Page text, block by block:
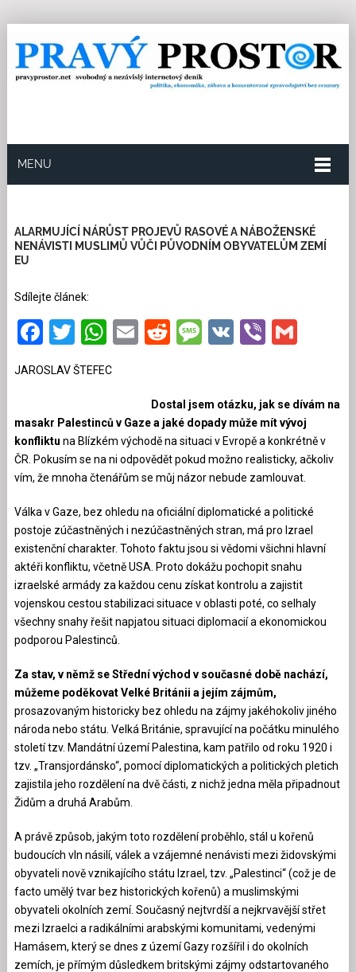
MENU
ALARMUJÍCÍ NÁRŮST PROJEVŮ RASOVÉ A NÁBOŽENSKÉ
NENÁVISTI MUSLIMŮ VŮČI PŮVODNÍM OBYVATELŮM ZEMÍ
EU
Sdílejte článek:
Facebook
Twitter
WhatsApp
EmailRedditMessage
VKViber
JAROSLAV ŠTEFEC
Dostal jsem otázku, jak se dívám na
masakr Palestinců v Gaze a jaké dopady může mít vývoj
konfliktu na Blízkém východě na situaci v Evropě a konkrétně v
ČR. Pokusím se na ni odpovědět pokud možno realisticky, ačkoliv
vím, že mnoha čtenářům se můj názor nebude zamlouvat.
Válka v Gaze, bez ohledu na oficiální diplomatické a politické
postoje zúčastněných i nezúčastněných stran, má pro Izrael
existenční charakter. Tohoto faktu jsou si vědomi všichni hlavní
aktéři konfliktu, včetně USA. Proto dokážu pochopit snahu
izraelské armády za každou cenu získat kontrolu a zajistit
vojenskou cestou stabilizaci situace v oblasti poté, co selhaly
všechny snahy řešit napjatou situaci diplomacií a ekonomickou
podporou Palestinců.
Za stav, v němž se Střední východ v současné době nachází,
můžeme poděkovat Velké Británii a jejím zájmům,
prosazovaným historicky bez ohledu na zájmy jakéhokoliv jiného
národa nebo státu. Velká Británie, spravující na počátku minulého
století tzv. Mandátní území Palestina, kam patřilo od roku 1920 i
tzv. „Transjordánsko“, pomocí diplomatických a politických pletich
zajistila jeho rozdělení na dvě části, z nichž jedna měla připadnout
Židům a druhá Arabům.
A právě způsob, jakým toto rozdělení proběhlo, stál u kořenů
budoucích vln násilí, válek a vzájemné nenávisti mezi židovskými
obyvateli nově vznikajícího státu Izrael, tzv. „Palestinci“ (což je de
facto umělý tvar bez historických kořenů) a muslimskými
obyvateli okolních zemí. Současný nejtvrdší a nejkrvavější střet
mezi Izraelci a radikálními arabskými komunitami, vedenými
Hamásem, který se dnes z území Gazy rozšířil i do okolních
zemích, je přímým důsledkem britskými zájmy odstartovaného